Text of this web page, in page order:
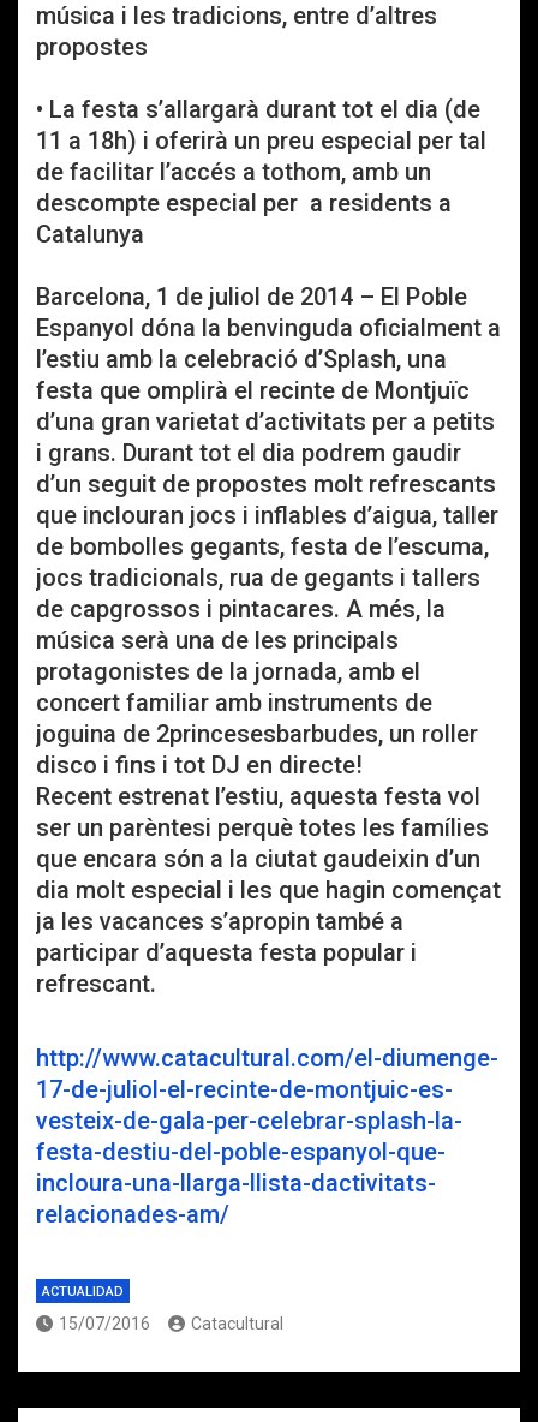
música i les tradicions, entre d’altres
propostes
• La festa s’allargarà durant tot el dia (de
11 a 18h) i oferirà un preu especial per tal
de facilitar l’accés a tothom, amb un
descompte especial per a residents a
Catalunya
Barcelona, 1 de juliol de 2014 – El Poble
Espanyol dóna la benvinguda oficialment a
l’estiu amb la celebració d’Splash, una
festa que omplirà el recinte de Montjuïc
d’una gran varietat d’activitats per a petits
i grans. Durant tot el dia podrem gaudir
d’un seguit de propostes molt refrescants
que inclouran jocs i inflables d’aigua, taller
de bombolles gegants, festa de l’escuma,
jocs tradicionals, rua de gegants i tallers
de capgrossos i pintacares. A més, la
música serà una de les principals
protagonistes de la jornada, amb el
concert familiar amb instruments de
joguina de 2princesesbarbudes, un roller
disco i fins i tot DJ en directe!
Recent estrenat l’estiu, aquesta festa vol
ser un parèntesi perquè totes les famílies
que encara són a la ciutat gaudeixin d’un
dia molt especial i les que hagin començat
ja les vacances s’apropin també a
participar d’aquesta festa popular i
refrescant.
http://www.catacultural.com/el-diumenge-
17-de-juliol-el-recinte-de-montjuic-es-
vesteix-de-gala-per-celebrar-splash-la-
festa-destiu-del-poble-espanyol-que-
incloura-una-llarga-llista-dactivitats-
relacionades-am/
ACTUALIDAD
15/07/2016 Catacultural